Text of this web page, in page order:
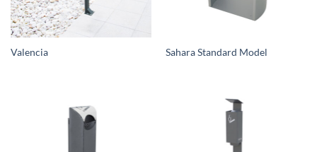
Valencia Sahara Standard Model